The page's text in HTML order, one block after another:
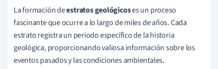
La formación deestratos geológicoses un proceso
fascinante que ocurre a lo largo de miles de años. Cada
estrato registra un periodo específico de la historia
geológica, proporcionando valiosa información sobre los
eventos pasados y las condiciones ambientales.